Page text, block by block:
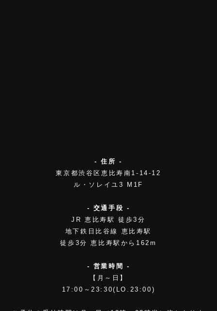
- 住所 -
東京都渋谷区恵比寿南1-14-12
ル・ソレイユ3 M1F
- 交通手段 -
JR 恵比寿駅 徒歩3分
地下鉄日比谷線 恵比寿駅
徒歩3分 恵比寿駅から162m
- 営業時間 -
【月～日】
17:00～23:30(LO.23:00)